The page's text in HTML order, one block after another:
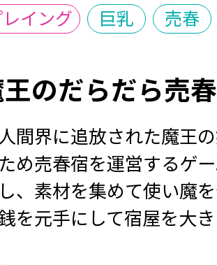
イング 巨乳 売春
のだらだら売
間界に追放された魔王
め売春宿を運営するゲ
、素材を集めて使い魔
を元手にして宿屋を大